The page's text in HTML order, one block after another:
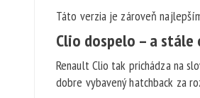
Táto verzia je zároveň
Clio dospelo – a
Renault Clio tak prichádza na
dobre vybavený hatchback za